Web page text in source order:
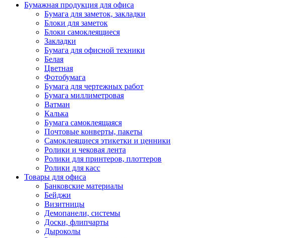
Бумажная продукция для офиса
Бумага для заметок, закладки
Блоки для заметок
Блоки самоклеящиеся
Закладки
Бумага для офисной техники
Белая
Цветная
Фотобумага
Бумага для чертежных работ
Бумага миллиметровая
Ватман
Калька
Бумага самоклеящаяся
Почтовые конверты, пакеты
Самоклеящиеся этикетки и ценники
Ролики и чековая лента
Ролики для принтеров, плоттеров
Ролики для касс
Товары для офиса
Банковские материалы
Бейджи
Визитницы
Демопанели, системы
Доски, флипчарты
Дыроколы